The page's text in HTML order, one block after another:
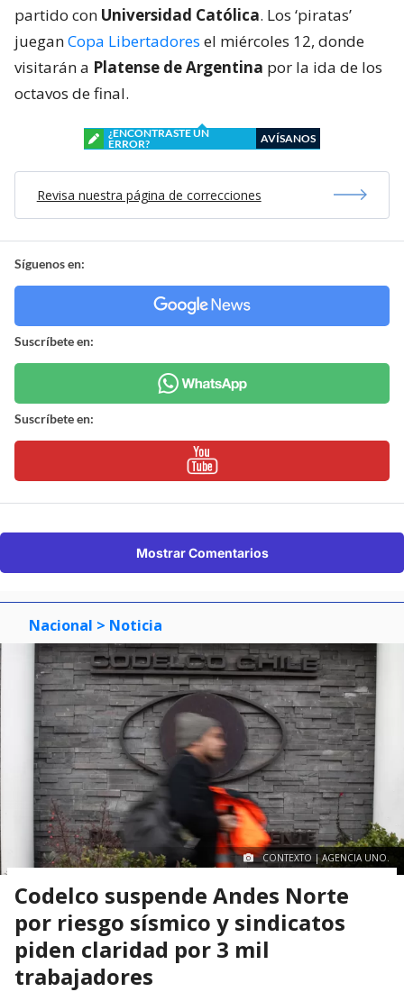
partido con Universidad Católica. Los ‘piratas’
jueganCopa Libertadores el miércoles 12, donde
visitarán a Platense de Argentina por la ida de los
octavos de final.
¿ENCONTRASTE UN
ERROR?
AVÍSANOS
Revisa nuestra página de correcciones
Síguenos en:
Suscríbete en:
Suscríbete en:
Mostrar Comentarios
Nacional > Noticia
CONTEXTO | AGENCIA UNO.
Codelco suspende Andes Norte
por riesgo sísmico y sindicatos
piden claridad por 3 mil
trabajadores